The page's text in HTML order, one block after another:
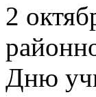
2
Дню